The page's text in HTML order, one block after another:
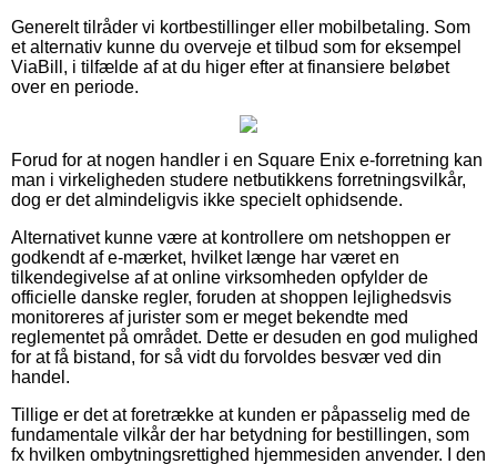
Generelt tilråder vi kortbestillinger eller mobilbetaling. Som
et alternativ kunne du overveje et tilbud som for eksempel
ViaBill, i tilfælde af at du higer efter at finansiere beløbet
over en periode.
Forud for at nogen handler i en Square Enix e-forretning kan
man i virkeligheden studere netbutikkens forretningsvilkår,
dog er det almindeligvis ikke specielt ophidsende.
Alternativet kunne være at kontrollere om netshoppen er
godkendt af e-mærket, hvilket længe har været en
tilkendegivelse af at online virksomheden opfylder de
officielle danske regler, foruden at shoppen lejlighedsvis
monitoreres af jurister som er meget bekendte med
reglementet på området. Dette er desuden en god mulighed
for at få bistand, for så vidt du forvoldes besvær ved din
handel.
Tillige er det at foretrække at kunden er påpasselig med de
fundamentale vilkår der har betydning for bestillingen, som
fx hvilken ombytningsrettighed hjemmesiden anvender. I den